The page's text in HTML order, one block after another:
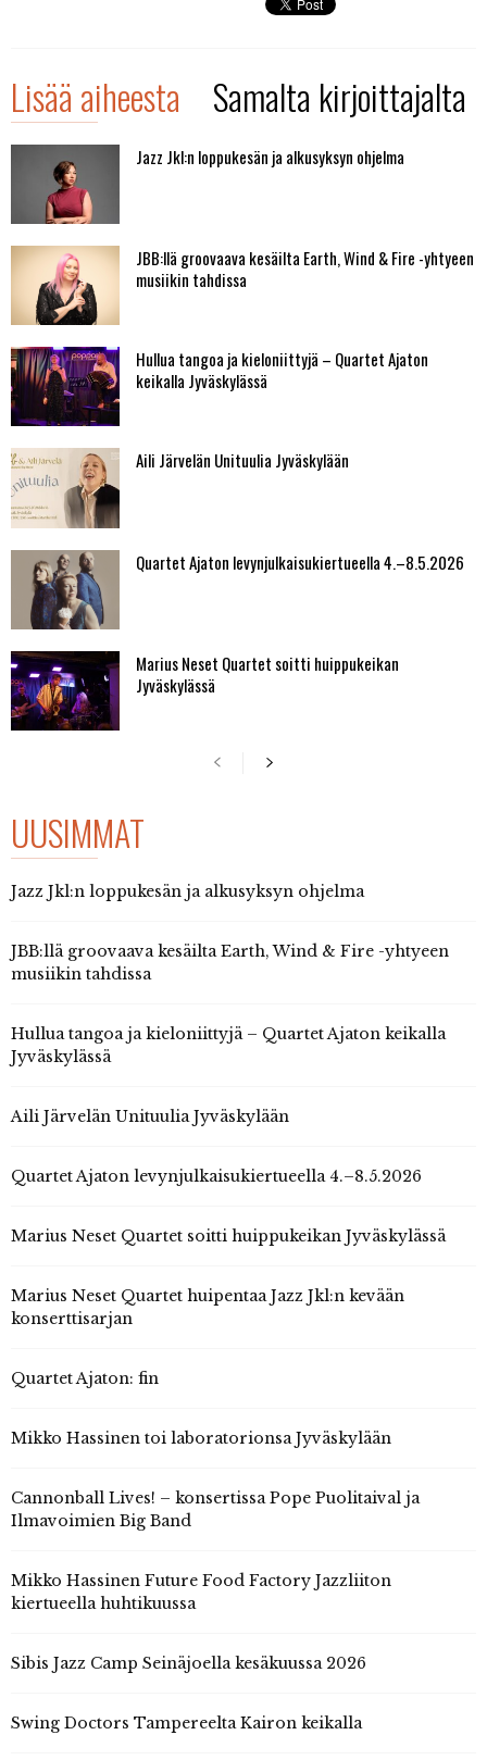
Lisää aiheesta Samalta kirjoittajalta
Jazz Jkl:n loppukesän ja alkusyksyn ohjelma
JBB:llä groovaava kesäilta Earth, Wind & Fire -yhtyeen
musiikin tahdissa
Hullua tangoa ja kieloniittyjä – Quartet Ajaton
keikalla Jyväskylässä
Aili Järvelän Unituulia Jyväskylään
Quartet Ajaton levynjulkaisukiertueella 4.–8.5.2026
Marius Neset Quartet soitti huippukeikan
Jyväskylässä
UUSIMMAT
Jazz Jkl:n loppukesän ja alkusyksyn ohjelma
JBB:llä groovaava kesäilta Earth, Wind & Fire -yhtyeen
musiikin tahdissa
Hullua tangoa ja kieloniittyjä – Quartet Ajaton keikalla
Jyväskylässä
Aili Järvelän Unituulia Jyväskylään
Quartet Ajaton levynjulkaisukiertueella 4.–8.5.2026
Marius Neset Quartet soitti huippukeikan Jyväskylässä
Marius Neset Quartet huipentaa Jazz Jkl:n kevään
konserttisarjan
Quartet Ajaton: fin
Mikko Hassinen toi laboratorionsa Jyväskylään
Cannonball Lives! – konsertissa Pope Puolitaival ja
Ilmavoimien Big Band
Mikko Hassinen Future Food Factory Jazzliiton
kiertueella huhtikuussa
Sibis Jazz Camp Seinäjoella kesäkuussa 2026
Swing Doctors Tampereelta Kairon keikalla